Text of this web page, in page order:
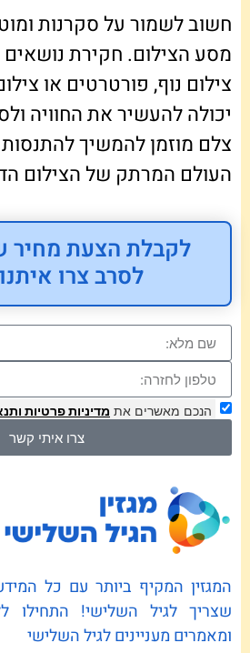
חשוב לשמור על סקרנות
מסע הצילום. חקירת
צילום נוף, פורטרטים או
יכולה להעשיר את החוויה
צלם מוזמן להמשיך
העולם המרתק של הצילום
לקבלת הצעת מחיר
לסרב צרו
הנכם מאשרים את מדיניות פרטיות
צרו איתי קשר
המגזין המקיף ביותר עם כל
שצריך לגיל השלישי! התחילו
ומאמרים מעניינים לגיל השלישי